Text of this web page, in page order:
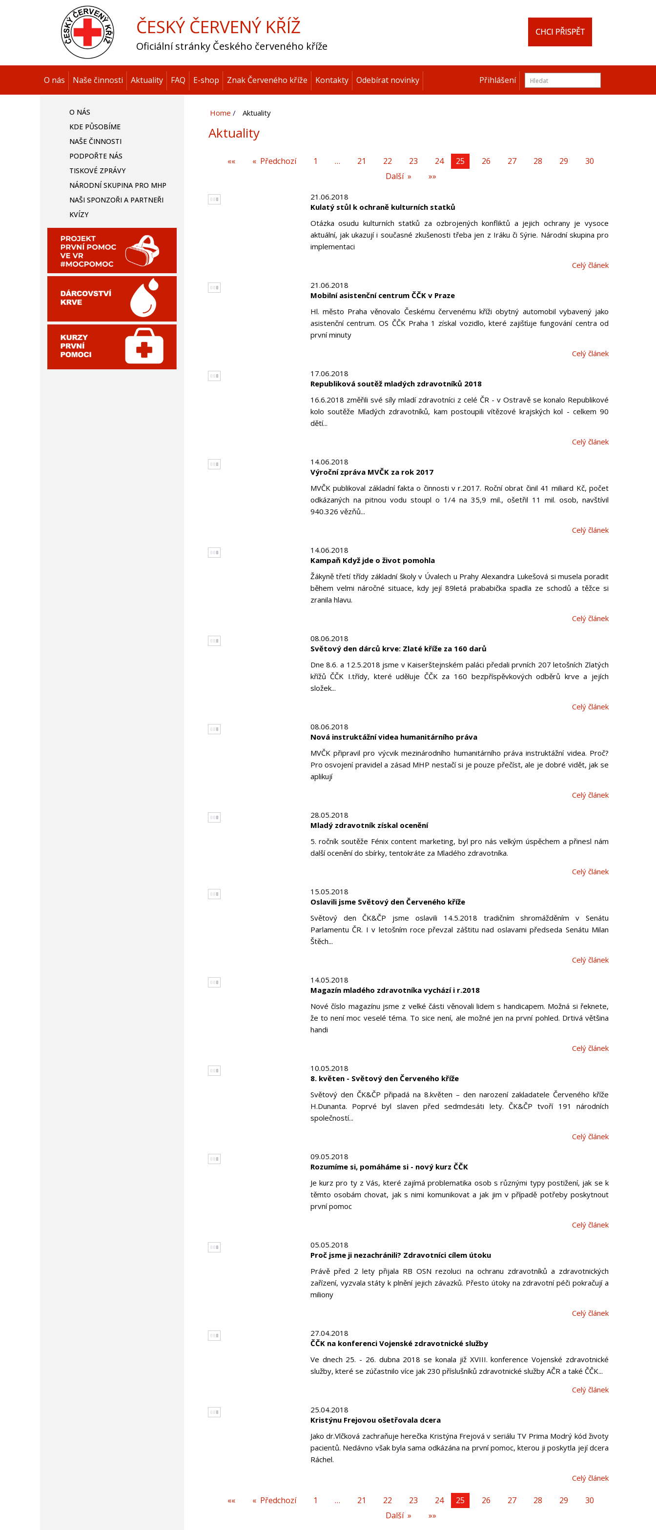
ČESKÝ ČERVENÝ KŘÍŽ
Oficiální stránky Českého červeného kříže
O nás Naše činnosti Aktuality FAQ E-shop Znak Červeného kříže Kontakty Odebírat novinky Přihlášení
Home Aktuality
Aktuality
«« Předchozí 1 … 21 22 23 24 You're on page
25 26 27 28 29
30
Další
»»
21.06.2018
Kulatý stůl k ochraně kulturních statků
Otázka osudu kulturních statků za ozbrojených konfliktů a jejich ochrany je vysoce
aktuální, jak ukazují i současné zkušenosti třeba jen z Iráku či Sýrie. Národní skupina pro
implementaci
Celý článek
21.06.2018
Mobilní asistenční centrum ČČK v Praze
Hl. město Praha věnovalo Českému červenému kříži obytný automobil vybavený jako
asistenční centrum. OS ČČK Praha 1 získal vozidlo, které zajišťuje fungování centra od
první minuty
Celý článek
17.06.2018
Republiková soutěž mladých zdravotníků 2018
16.6.2018 změřili své síly mladí zdravotníci z celé ČR - v Ostravě se konalo Republikové
kolo soutěže Mladých zdravotníků, kam postoupili vítězové krajských kol - celkem 90
dětí...
Celý článek
14.06.2018
Výroční zpráva MVČK za rok 2017
MVČK publikoval základní fakta o činnosti v r.2017. Roční obrat činil 41 miliard Kč, počet
odkázaných na pitnou vodu stoupl o 1/4 na 35,9 mil., ošetřil 11 mil. osob, navštívil
940.326 vězňů...
Celý článek
14.06.2018
Kampaň Když jde o život pomohla
Žákyně třetí třídy základní školy v Úvalech u Prahy Alexandra Lukešová si musela poradit
během velmi náročné situace, kdy její 89letá prababička spadla ze schodů a těžce si
zranila hlavu.
Celý článek
08.06.2018
Světový den dárců krve: Zlaté kříže za 160 darů
Dne 8.6. a 12.5.2018 jsme v Kaiserštejnském paláci předali prvních 207 letošních Zlatých
křížů ČČK I.třídy, které uděluje ČČK za 160 bezpříspěvkových odběrů krve a jejích
složek...
Celý článek
08.06.2018
Nová instruktážní videa humanitárního práva
MVČK připravil pro výcvik mezinárodního humanitárního práva instruktážní videa. Proč?
Pro osvojení pravidel a zásad MHP nestačí si je pouze přečíst, ale je dobré vidět, jak se
aplikují
Celý článek
28.05.2018
Mladý zdravotník získal ocenění
5. ročník soutěže Fénix content marketing, byl pro nás velkým úspěchem a přinesl nám
další ocenění do sbírky, tentokráte za Mladého zdravotníka.
Celý článek
15.05.2018
Oslavili jsme Světový den Červeného kříže
Světový den ČK&ČP jsme oslavili 14.5.2018 tradičním shromážděním v Senátu
Parlamentu ČR. I v letošním roce převzal záštitu nad oslavami předseda Senátu Milan
Štěch...
Celý článek
14.05.2018
Magazín mladého zdravotníka vychází i r.2018
Nové číslo magazínu jsme z velké části věnovali lidem s handicapem. Možná si řeknete,
že to není moc veselé téma. To sice není, ale možné jen na první pohled. Drtivá většina
handi
Celý článek
10.05.2018
8. květen - Světový den Červeného kříže
Světový den ČK&ČP připadá na 8.květen – den narození zakladatele Červeného kříže
H.Dunanta. Poprvé byl slaven před sedmdesáti lety. ČK&ČP tvoří 191 národních
společností...
Celý článek
09.05.2018
Rozumíme si, pomáháme si - nový kurz ČČK
Je kurz pro ty z Vás, které zajímá problematika osob s různými typy postižení, jak se k
těmto osobám chovat, jak s nimi komunikovat a jak jim v případě potřeby poskytnout
první pomoc
Celý článek
05.05.2018
Proč jsme ji nezachránili? Zdravotníci cílem útoku
Právě před 2 lety přijala RB OSN rezoluci na ochranu zdravotníků a zdravotnických
zařízení, vyzvala státy k plnění jejich závazků. Přesto útoky na zdravotní péči pokračují a
miliony
Celý článek
27.04.2018
ČČK na konferenci Vojenské zdravotnické služby
Ve dnech 25. - 26. dubna 2018 se konala již XVIII. konference Vojenské zdravotnické
služby, které se zúčastnilo více jak 230 příslušníků zdravotnické služby AČR a také ČČK...
Celý článek
25.04.2018
Kristýnu Frejovou ošetřovala dcera
Jako dr.Vlčková zachraňuje herečka Kristýna Frejová v seriálu TV Prima Modrý kód životy
pacientů. Nedávno však byla sama odkázána na první pomoc, kterou ji poskytla její dcera
Ráchel.
Celý článek
«« Předchozí 1 … 21 22 23 24 You're on page
25 26 27 28 29
30
Další
»»
O NÁS
KDE PŮSOBÍME
NAŠE ČINNOSTI
PODPOŘTE NÁS
TISKOVÉ ZPRÁVY
NÁRODNÍ SKUPINA PRO MHP
NAŠI SPONZOŘI A PARTNEŘI
KVÍZY